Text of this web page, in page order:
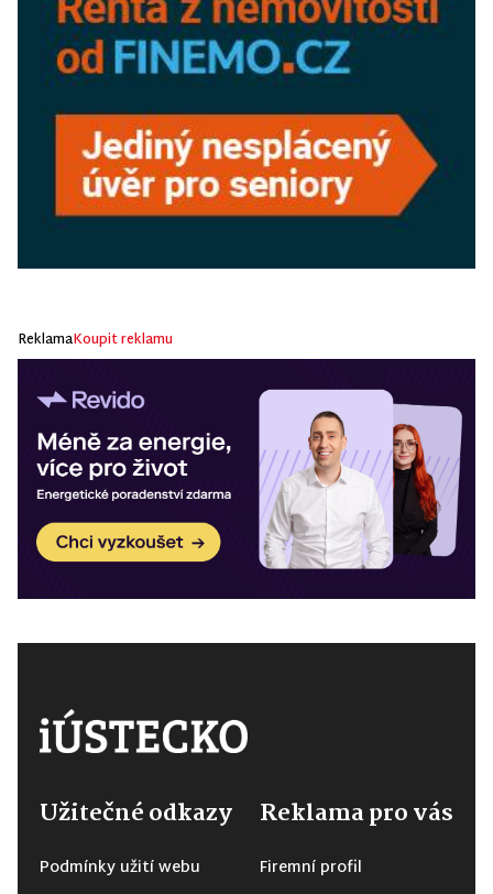
ReklamaKoupit reklamu
Užitečné odkazy
Podmínky užití webu
Reklama pro vás
Firemní profil